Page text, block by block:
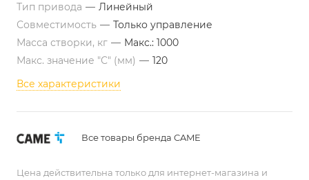
Тип привода — Линейный
Совместимость — Только управление
Масса створки, кг — Макс.: 1000
Макс. значение "С" (мм) — 120
Все характеристики
Все товары бренда CAME
Цена действительна только для интернет-магазина и